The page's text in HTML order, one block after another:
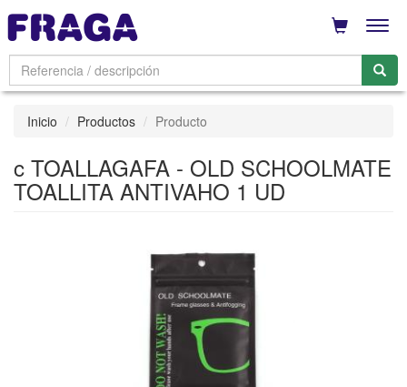
Inicio Productos Producto
c TOALLAGAFA - OLD SCHOOLMATE
TOALLITA ANTIVAHO 1 UD